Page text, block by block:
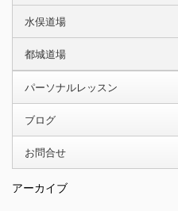
水俣道場
都城道場
パーソナルレッスン
ブログ
お問合せ
アーカイブ